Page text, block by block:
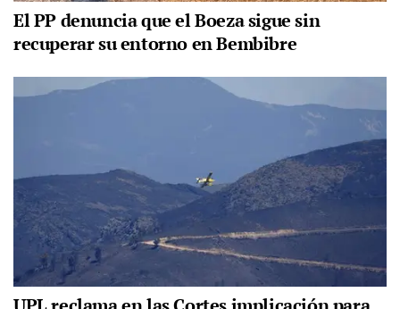
El PP denuncia que el Boeza sigue sin
recuperar su entorno en Bembibre